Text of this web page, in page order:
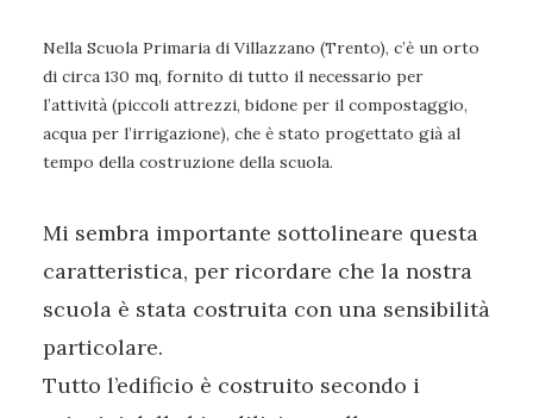
Nella Scuola Primaria di Villazzano (Trento), c’è un orto
di circa 130 mq, fornito di tutto il necessario per
l’attività (piccoli attrezzi, bidone per il compostaggio,
acqua per l’irrigazione), che è stato progettato già al
tempo della costruzione della scuola.
Mi sembra importante sottolineare questa
caratteristica, per ricordare che la nostra
scuola è stata costruita con una sensibilità
particolare.
Tutto l’edificio è costruito secondo i